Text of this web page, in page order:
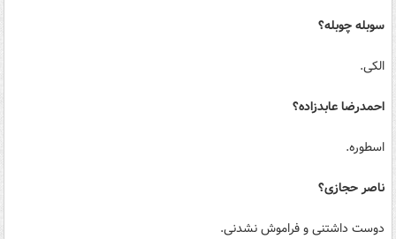
سوبله چوبله؟
الکی.
احمدرضا عابدزاده؟
اسطوره.
ناصر حجازی؟
دوست داشتنی و فراموش نشدنی.